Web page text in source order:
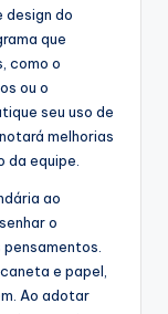
design do
que
como o
ou o
seu uso de
melhorias
da equipe.
ao
o
e papel,
Ao adotar